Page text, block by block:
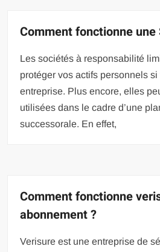
Comment fonctionne une
Les sociétés à responsabilité
protéger vos actifs personnels
entreprise. Plus encore, elles
utilisées dans le cadre d’une
successorale. En effet,
Comment fonctionne
abonnement ?
Verisure est une entreprise de